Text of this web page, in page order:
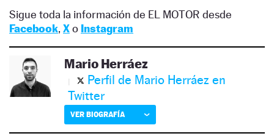
Sigue toda la información de EL MOTOR desde
Facebook, Xo Instagram
Mario Herráez
Perfil de Mario Herráez en
Twitter
VER BIOGRAFÍA